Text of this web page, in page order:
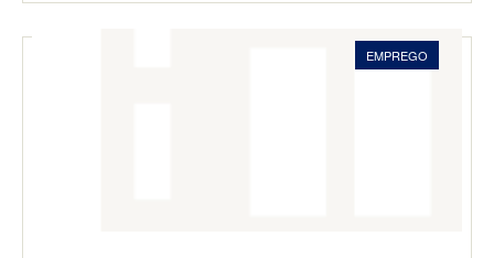
EMPREGO